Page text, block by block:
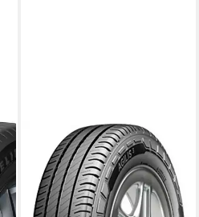
MICHELIN
Sommerreifen AGILIS 3, in
verschiedenen Ausführungen
erhältlich
Kraftstoffeffizienz